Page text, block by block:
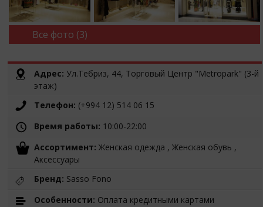
Все фото (3)
Адрес: Ул.Тебриз, 44, Торговый Центр "Metropark" (3-й
этаж)
Телефон: (+994 12) 514 06 15
Время работы: 10:00-22:00
Ассортимент: Женская одежда , Женская обувь ,
Аксессуары
Бренд: Sasso Fono
Особенности: Оплата кредитными картами